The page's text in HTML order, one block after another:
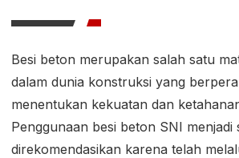
Besi beton merupakan salah satu
dalam dunia konstruksi yang
menentukan kekuatan dan
Penggunaan besi beton SNI menjadi
direkomendasikan karena telah